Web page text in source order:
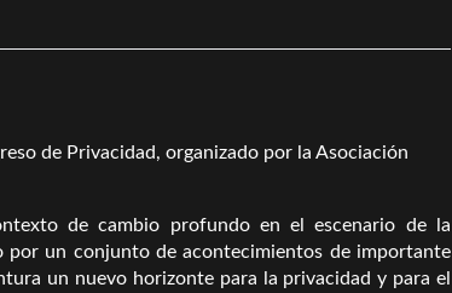
de Privacidad, organizado por la Asociación
de cambio profundo en el escenario de la
por un conjunto de acontecimientos de importante
un nuevo horizonte para la privacidad y para el